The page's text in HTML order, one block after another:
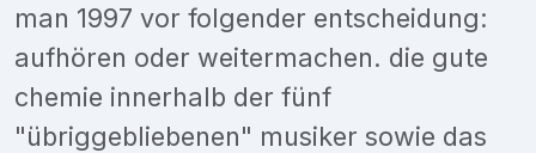
man 1997 vor folgender entscheidung:
aufhören oder weitermachen. die gute
chemie innerhalb der fünf
"übriggebliebenen" musiker sowie das